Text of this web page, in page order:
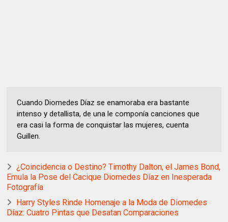
Cuando Diomedes Díaz se enamoraba era bastante
intenso y detallista, de una le componía canciones que
era casi la forma de conquistar las mujeres, cuenta
Guillen.
¿Coincidencia o Destino? Timothy Dalton, el James Bond,
Emula la Pose del Cacique Diomedes Díaz en Inesperada
Fotografía
Harry Styles Rinde Homenaje a la Moda de Diomedes
Díaz: Cuatro Pintas que Desatan Comparaciones